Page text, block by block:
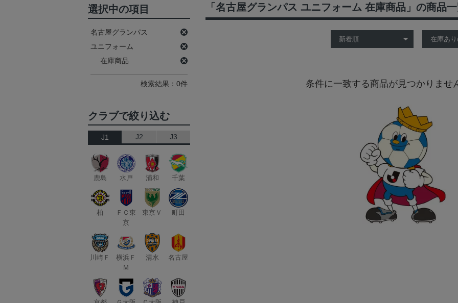
「名古屋グランパス ユニフォーム 在庫商品」の商品
条件に一致する商品が見つかりませ
選択中の項目
名古屋グランパス
ユニフォーム
在庫商品
検索結果：0件
クラブで絞り込む
J1 J2 J3
鹿島 水戸 浦和 千葉
柏
ＦＣ東
京
東京Ｖ 町田
川崎Ｆ
横浜Ｆ
Ｍ
清水 名古屋